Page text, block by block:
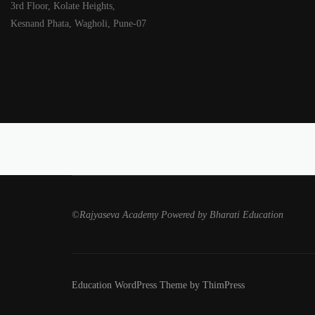
3rd Floor, Kolate Heights,
Kesnand Phata, Wagholi, Pune-07
©Rajyaseva Academy Powered by Bharati Education
Education WordPress Theme by ThimPress